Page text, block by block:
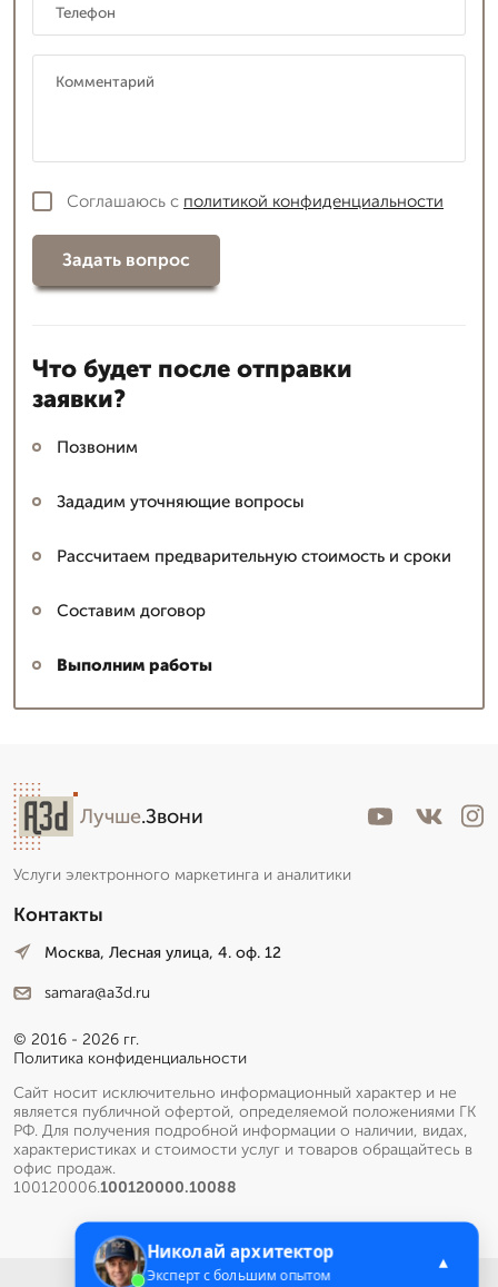
Соглашаюсь с политикой конфиденциальности
Задать вопрос
Что будет после отправки
заявки?
Позвоним
Зададим уточняющие вопросы
Рассчитаем предварительную стоимость и сроки
Составим договор
Выполним работы
Лучше.Звони
Услуги электронного маркетинга и аналитики
Контакты
Москва, Лесная улица, 4. оф. 12
samara@a3d.ru
© 2016 - 2026 гг.
Политика конфиденциальности
Сайт носит исключительно информационный характер и не
является публичной офертой, определяемой положениями ГК
РФ. Для получения подробной информации о наличии, видах,
характеристиках и стоимости услуг и товаров обращайтесь в
офис продаж.
100120006.100120000.10088
Николай архитектор
Эксперт с большим опытом
▲